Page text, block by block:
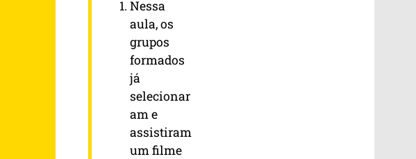
Nessa
aula, os
grupos
formados
já
selecionar
am e
assistiram
um filme